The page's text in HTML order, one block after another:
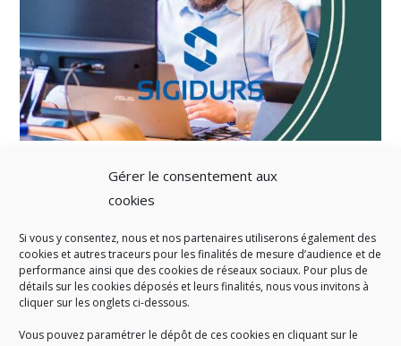
Gérer le consentement aux
cookies
Si vous y consentez, nous et nos partenaires utiliserons également des
cookies et autres traceurs pour les finalités de mesure d’audience et de
performance ainsi que des cookies de réseaux sociaux. Pour plus de
détails sur les cookies déposés et leurs finalités, nous vous invitons à
cliquer sur les onglets ci-dessous.
Vous pouvez paramétrer le dépôt de ces cookies en cliquant sur le
A SAVOIR
Créé en 1978, le Sigidurs est un établissement public quiexerce
des missions de service public : la prévention, la collecte et la